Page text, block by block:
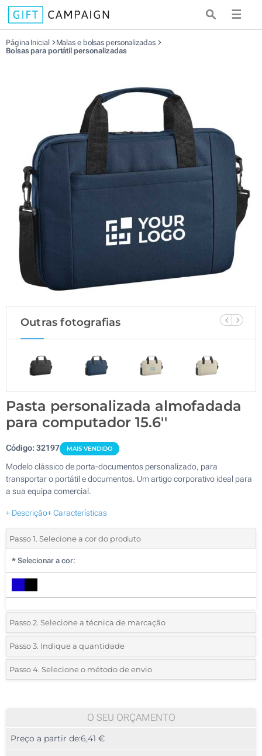
☰
Página Inicial
Malas e bolsas personalizadas
Bolsas para portátil personalizadas
Outras fotografias
Pasta personalizada almofadada
para computador 15.6''
Código:32197 MAIS VENDIDO
Modelo clássico de porta-documentos personalizado, para
transportar o portátil e documentos. Um artigo corporativo ideal para
a sua equipa comercial.
+ Descrição+ Características
Passo 1. Selecione a cor do produto
* Selecionar a cor:
Passo 2. Selecione a técnica de marcação
*Selecione o tipo de marcação e as cores do logotipo:
1 Cor (Num lado)
Passo 3. Indique a quantidade
*Quantidade mínima:5
10
Passo 4. Selecione o método de envio
O SEU ORÇAMENTO
Preço a partir de:6,41 €